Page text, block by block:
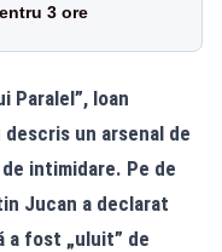
3 ore
Paralel”, Ioan
un arsenal de
intimidare. Pe de
Jucan a declarat
a fost „uluit” de